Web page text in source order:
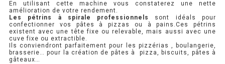
PROFONDEUR 400 VITRÉE
PROFONDEUR 300 INOX
PROFONDEUR 400 INOX
En utilisant cette machine vous constaterez une nette
amélioration de votre rendement.
Les pétrins à spirale professionnels
sont idéals pour
confectionner vos pâtes à pizzas ou à pains.Ces pétrins
existent avec une tête fixe ou relevable, mais aussi avec une
cuve fixe ou extractible.
Ils conviendront parfaitement pour les pizzérias , boulangerie,
brasserie… pour la création de pâtes à pizza, biscuits, pâtes à
gâteaux…